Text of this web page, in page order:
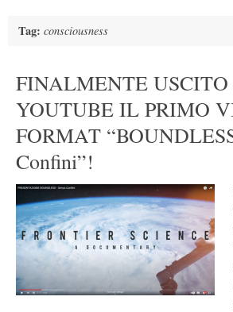
Tag: consciousness
FINALMENTE USCITO
YOUTUBE IL PRIMO
FORMAT
Confini”!